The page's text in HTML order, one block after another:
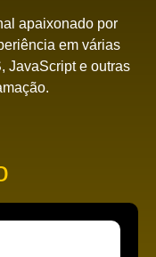
apaixonado por
em várias
JavaScript e outras